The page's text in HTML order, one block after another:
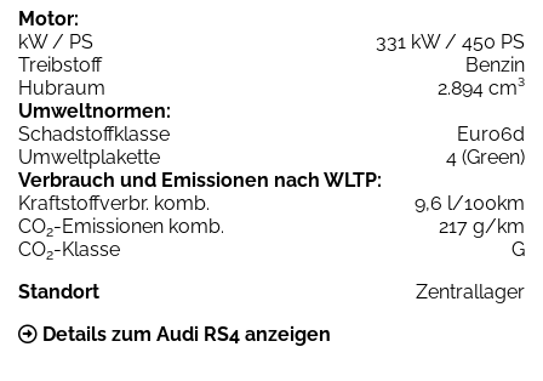
Motor:
kW / PS
331 kW / 450 PS
Treibstoff
Benzin
Hubraum
2.894 cm³
Umweltnormen:
Schadstoffklasse
Euro6d
Umweltplakette
4 (Green)
Verbrauch und Emissionen nach WLTP:
Kraftstoffverbr. komb.
9,6 l/100km
CO2-Emissionen komb.
217 g/km
CO2-Klasse
G
Standort
Zentrallager
Details zum Audi RS4 anzeigen